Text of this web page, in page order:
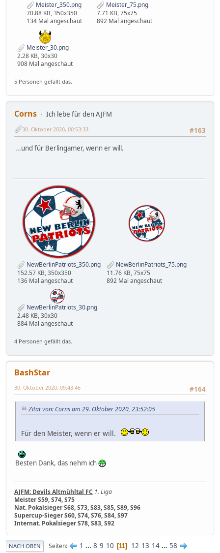
Meister_350.png
70.88 KB, 350x350
134 Mal angeschaut
Meister_75.png
7.71 KB, 75x75
892 Mal angeschaut
Meister_30.png
2.28 KB, 30x30
908 Mal angeschaut
5 Personen gefällt das.
Corns
Ich lebe für den AJFM
#163
30. Oktober 2020, 00:53:33
...und für Berlingamer, wenn er will.
NewBerlinPatriots_350.png
152.57 KB, 350x350
136 Mal angeschaut
NewBerlinPatriots_75.png
11.76 KB, 75x75
892 Mal angeschaut
NewBerlinPatriots_30.png
2.48 KB, 30x30
884 Mal angeschaut
4 Personen gefällt das.
BashStar
#164
30. Oktober 2020, 09:43:46
Zitat von: Corns am 29. Oktober 2020, 23:52:05
Für den Meister, wenn er will.
Besten Dank, das nehm ich
AJFM: Devils Altmühltal FC 1. Liga
Meister S59, S74, S75
Nat. Pokalsieger S68, S73, S83, S85, S89, S96
Supercup-Sieger S60, S74, S76, S84, S97
Internat. Pokalsieger S78, S83, S92
NACH OBEN Seiten 1 ... 8 9 10 11 12 13 14 ... 58